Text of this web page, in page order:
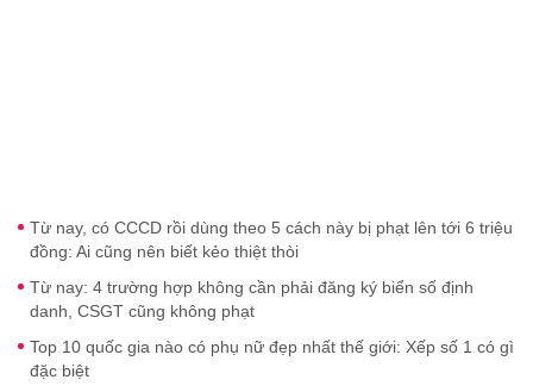
Từ nay, có CCCD rồi dùng theo 5 cách này bị phạt lên tới 6 triệu
đồng: Ai cũng nên biết kẻo thiệt thòi
Từ nay: 4 trường hợp không cần phải đăng ký biển số định
danh, CSGT cũng không phạt
Top 10 quốc gia nào có phụ nữ đẹp nhất thế giới: Xếp số 1 có gì
đặc biệt